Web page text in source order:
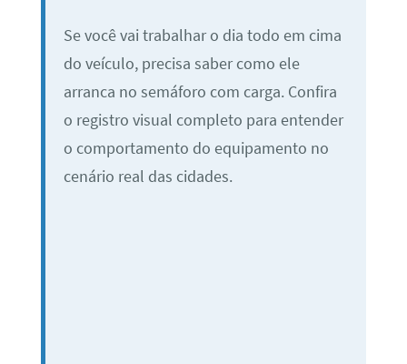
Se você vai trabalhar o dia todo em cima
do veículo, precisa saber como ele
arranca no semáforo com carga. Confira
o registro visual completo para entender
o comportamento do equipamento no
cenário real das cidades.